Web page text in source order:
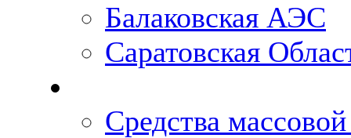
Балаковская АЭС
Саратовская
Средства